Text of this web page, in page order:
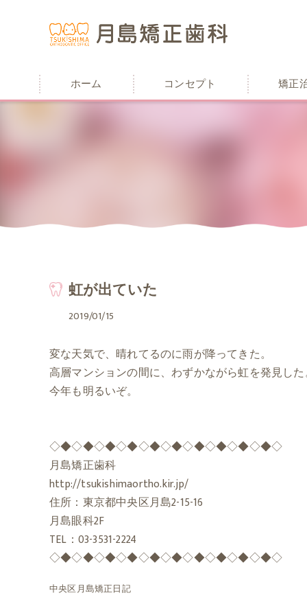
ホーム コンセプト 矯正
虹が出ていた
2019/01/15
変な天気で、晴れてるのに雨が降ってきた。
高層マンションの間に、わずかながら虹を発見した
今年も明るいぞ。
◇◆◇◆◇◆◇◆◇◆◇◆◇◆◇◆◇◆◇◆◇
月島矯正歯科
http://tsukishimaortho.kir.jp/
住所：東京都中央区月島2-15-16
月島眼科2F
TEL：03-3531-2224
◇◆◇◆◇◆◇◆◇◆◇◆◇◆◇◆◇◆◇◆◇
中央区月島矯正日記